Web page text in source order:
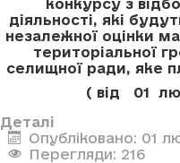
конкурсу з
діяльності, які
незалежної оцінки
територіальної
селищної ради, яке
( від 01
Деталі
Опубліковано: 01
Перегляди: 216